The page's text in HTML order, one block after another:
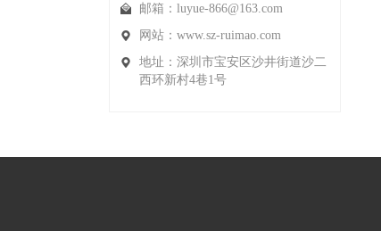
邮箱： luyue-866@163.com
网站： www.sz-ruimao.com
地址：深圳市宝安区沙井街道沙二
西环新村4巷1号